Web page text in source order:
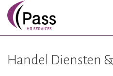
Handel Diensten